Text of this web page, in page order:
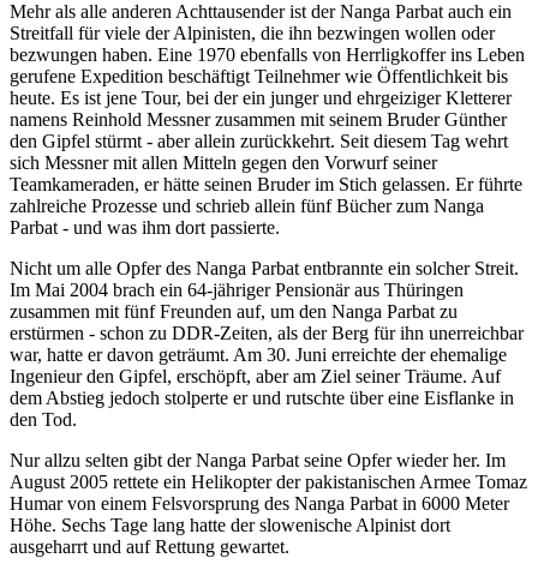
Mehr als alle anderen Achttausender ist der Nanga Parbat auch ein
Streitfall für viele der Alpinisten, die ihn bezwingen wollen oder
bezwungen haben. Eine 1970 ebenfalls von Herrligkoffer ins Leben
gerufene Expedition beschäftigt Teilnehmer wie Öffentlichkeit bis
heute. Es ist jene Tour, bei der ein junger und ehrgeiziger Kletterer
namens Reinhold Messner zusammen mit seinem Bruder Günther
den Gipfel stürmt - aber allein zurückkehrt. Seit diesem Tag wehrt
sich Messner mit allen Mitteln gegen den Vorwurf seiner
Teamkameraden, er hätte seinen Bruder im Stich gelassen. Er führte
zahlreiche Prozesse und schrieb allein fünf Bücher zum Nanga
Parbat - und was ihm dort passierte.
Nicht um alle Opfer des Nanga Parbat entbrannte ein solcher Streit.
Im Mai 2004 brach ein 64-jähriger Pensionär aus Thüringen
zusammen mit fünf Freunden auf, um den Nanga Parbat zu
erstürmen - schon zu DDR-Zeiten, als der Berg für ihn unerreichbar
war, hatte er davon geträumt. Am 30. Juni erreichte der ehemalige
Ingenieur den Gipfel, erschöpft, aber am Ziel seiner Träume. Auf
dem Abstieg jedoch stolperte er und rutschte über eine Eisflanke in
den Tod.
Nur allzu selten gibt der Nanga Parbat seine Opfer wieder her. Im
August 2005 rettete ein Helikopter der pakistanischen Armee Tomaz
Humar von einem Felsvorsprung des Nanga Parbat in 6000 Meter
Höhe. Sechs Tage lang hatte der slowenische Alpinist dort
ausgeharrt und auf Rettung gewartet.